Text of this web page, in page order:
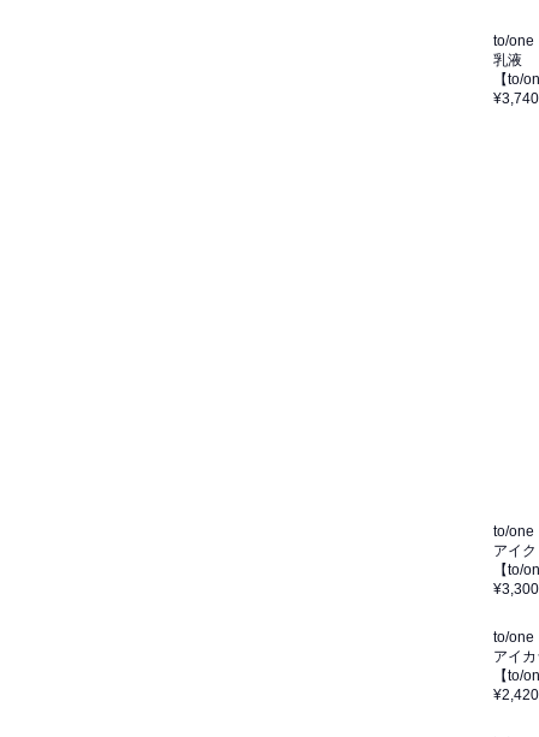
to/one
乳液
【to/
¥3,740
to/one
アイ
【to/
¥3,300
to/one
アイ
【to/
¥2,420